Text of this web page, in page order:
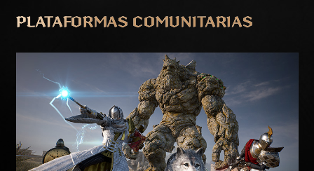
PLATAFORMAS COMUNITARIAS